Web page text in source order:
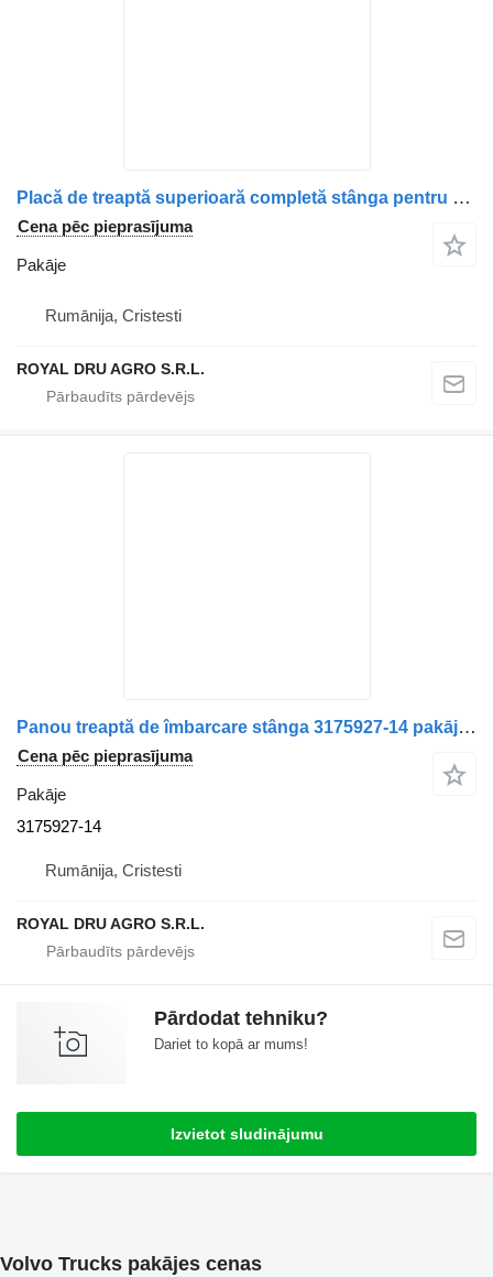
Placă de treaptă superioară completă stânga pentru pakāje paredzēts Volvo 20754054, 20538247, 82562572 kravas automašīnas
Cena pēc pieprasījuma
Pakāje
Rumānija, Cristesti
ROYAL DRU AGRO S.R.L.
Panou treaptă de îmbarcare stânga 3175927-14 pakāje paredzēts Volvo kravas automašīnas
Cena pēc pieprasījuma
Pakāje
3175927-14
Rumānija, Cristesti
ROYAL DRU AGRO S.R.L.
Pārdodat tehniku?
Dariet to kopā ar mums!
Izvietot sludinājumu
Volvo Trucks pakājes cenas